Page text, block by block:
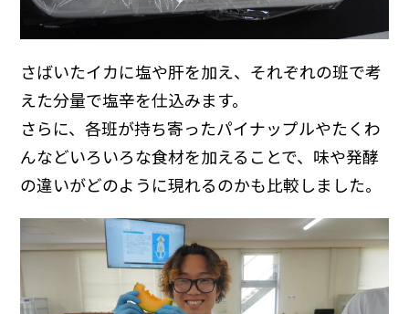
さばいたイカに塩や肝を加え、それぞれの班で考
えた分量で塩辛を仕込みます。
さらに、各班が持ち寄ったパイナップルやたくわ
んなどいろいろな食材を加えることで、味や発酵
の違いがどのように現れるのかも比較しました。